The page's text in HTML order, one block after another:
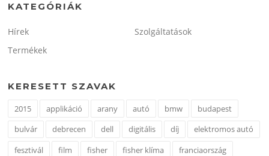
KATEGÓRIÁK
Hírek
Szolgáltatások
Termékek
KERESETT SZAVAK
2015 applikáció arany autó bmw
budapest
bulvár
debrecen dell digitális díj
elektromos autó
fesztivál
film fisher fisher klíma
franciaország